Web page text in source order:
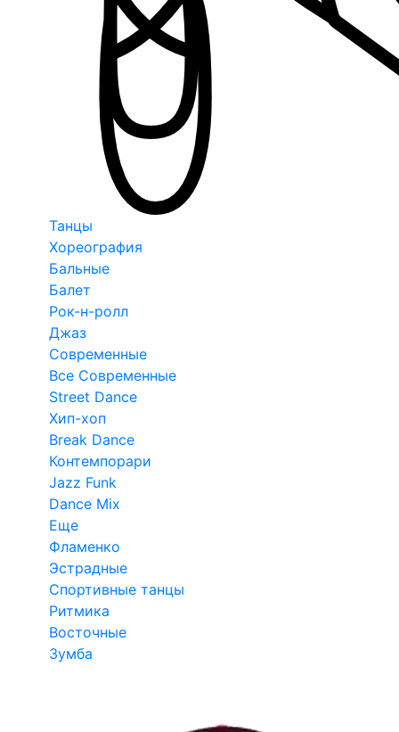
Танцы
Хореография
Бальные
Балет
Рок-н-ролл
Джаз
Современные
Все Современные
Street Dance
Хип-хоп
Break Dance
Контемпорари
Jazz Funk
Dance Mix
Еще
Фламенко
Эстрадные
Спортивные танцы
Ритмика
Восточные
Зумба